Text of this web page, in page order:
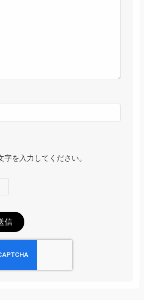
字を入力してください。